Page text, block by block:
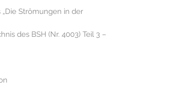
Strömungen in der
des BSH (Nr. 4003) Teil 3 –